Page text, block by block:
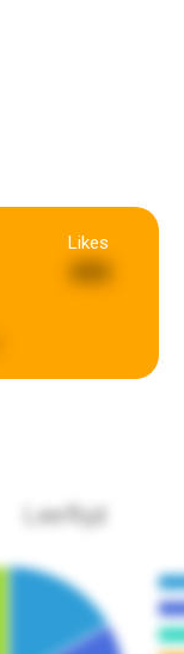
Likes
490
Leeftijd